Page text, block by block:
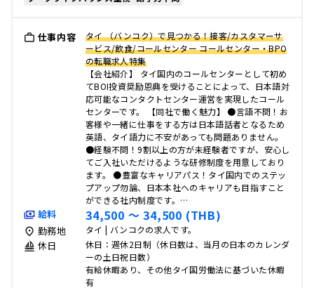
仕事内容
タイ （バンコク）で見つかる！接客/カスタマーサ
ービス/飲食/コールセンター コールセンター・BPO
の転職求人特集
【会社紹介】 タイ国内のコールセンターとして初め
てBOI投資奨励恩典を受けることによって、日本語対
応可能なコンタクトセンター運営を実現したコール
センターです。 【同社で働く魅力】 ●言語不問！お
客様や一緒に仕事をする方は日本語話者となるため
英語、タイ語力に不安があっても問題ありません。
●経験不問！9割以上の方が未経験者ですが、安心し
てご入社いただけるような研修制度を用意しており
ます。 ●豊富なキャリアパス！タイ国内でのステッ
プアップ勿論、日本本社へのキャリアも目指すこと
ができる社内制度です。…
給料 34,500 〜 34,500 (THB)
勤務地 タイ | バンコクの求人です。
休日
休日：週休2日制（休日数は、当月の日本のカレンダ
ーの土日祝日数）
有給休暇あり、その他タイ国労働法に基づいた休暇
有